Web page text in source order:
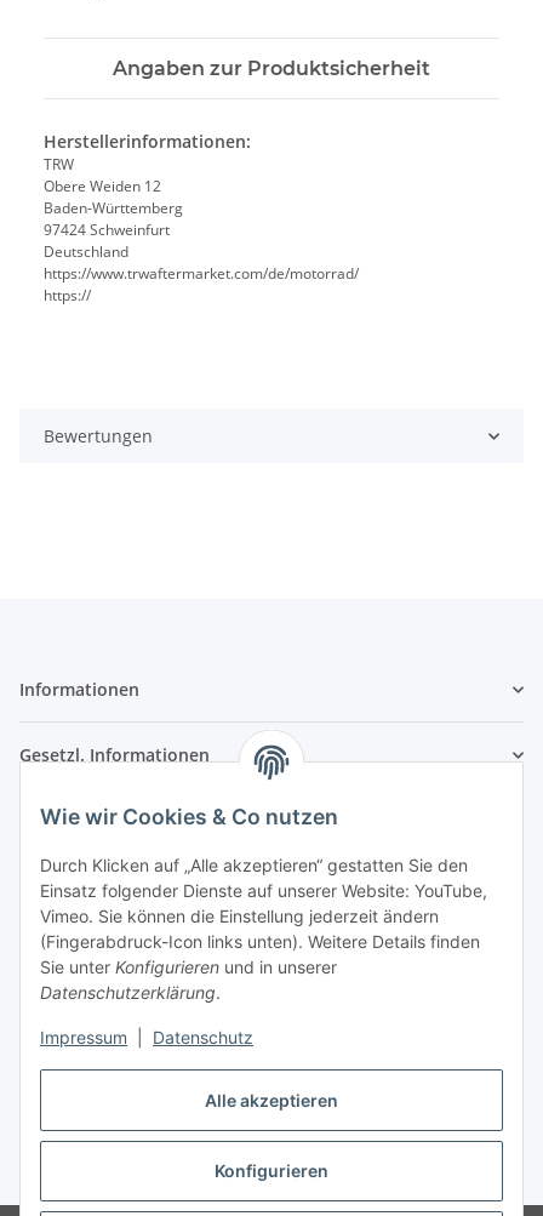
Alle akzeptieren
Konfigurieren
Wie wir Cookies & Co nutzen
Durch Klicken auf „Alle akzeptieren“ gestatten Sie den
Einsatz folgender Dienste auf unserer Website: YouTube,
Vimeo. Sie können die Einstellung jederzeit ändern
(Fingerabdruck-Icon links unten). Weitere Details finden
Sie unter Konfigurieren und in unserer
Datenschutzerklärung.
Impressum Datenschutz
Angaben zur Produktsicherheit
Herstellerinformationen:
TRW
Obere Weiden 12
Baden-Württemberg
97424 Schweinfurt
Deutschland
https://www.trwaftermarket.com/de/motorrad/
https://
Bewertungen
Informationen
Gesetzl. Informationen
Kontaktinformationen
SRTM GmbH
Franz-Kleespies-Str. 27
63762 Großostheim
Deutschland
Telefon: 06026 991961
Fax: 06026 991962
E-Mail: info@srtm.de
Vertrag widerrufen
* Alle Preise inkl. gesetzlicher USt., zzgl.Versand